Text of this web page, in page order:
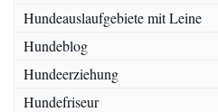
Hundeauslaufgebiete mit Leine
Hundeblog
Hundeerziehung
Hundefriseur